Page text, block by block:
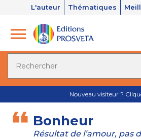
L'auteur Thématiques
Nouveau visiteur ?
Bonheur
Résultat de l’amour, pas